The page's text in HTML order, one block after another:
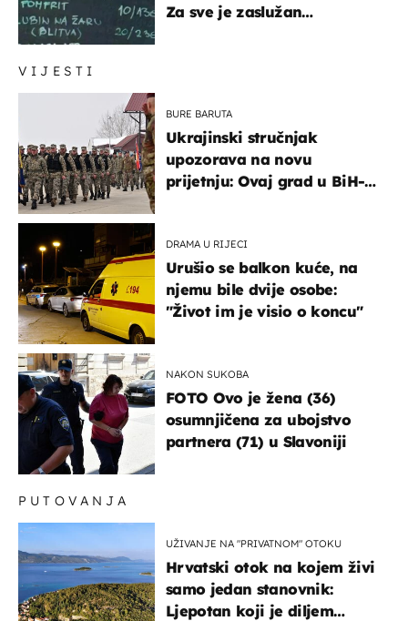
VIJESTI
BURE BARUTA
Ukrajinski stručnjak
upozorava na novu
prijetnju: Ovaj grad u BiH-u
DRAMA U RIJECI
Urušio se balkon kuće, na
njemu bile dvije osobe:
"Život im je visio o koncu"
NAKON SUKOBA
FOTO Ovo je žena (36)
osumnjičena za ubojstvo
partnera (71) u Slavoniji
Za sve je zaslužan
PUTOVANJA
UŽIVANJE NA "PRIVATNOM" OTOKU
Hrvatski otok na kojem živi
samo jedan stanovnik:
Ljepotan koji je diljem